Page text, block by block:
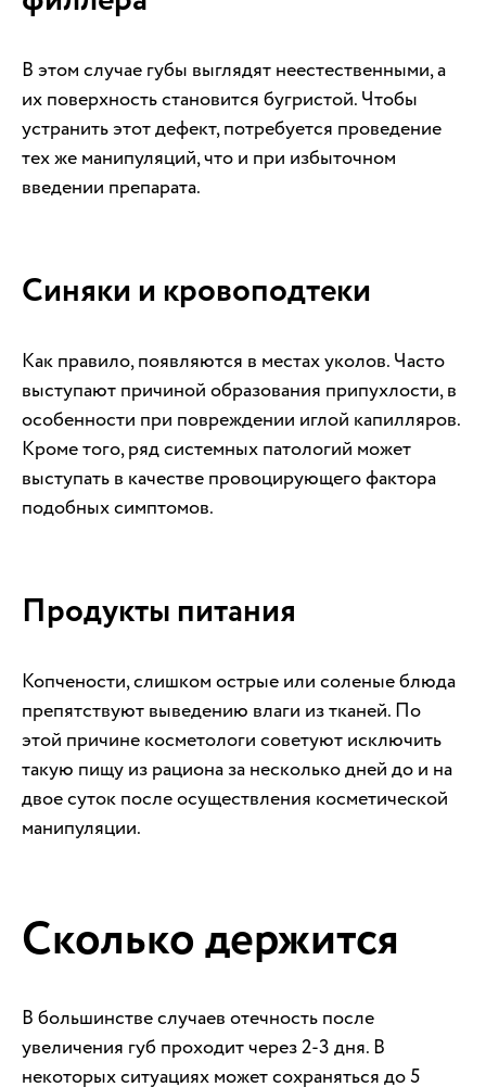
В этом случае губы выглядят неестественными, а
их поверхность становится бугристой. Чтобы
устранить этот дефект, потребуется проведение
тех же манипуляций, что и при избыточном
введении препарата.
Синяки и кровоподтеки
Как правило, появляются в местах уколов. Часто
выступают причиной образования припухлости, в
особенности при повреждении иглой капилляров.
Кроме того, ряд системных патологий может
выступать в качестве провоцирующего фактора
подобных симптомов.
Продукты питания
Копчености, слишком острые или соленые блюда
препятствуют выведению влаги из тканей. По
этой причине косметологи советуют исключить
такую пищу из рациона за несколько дней до и на
двое суток после осуществления косметической
манипуляции.
Сколько держится
В большинстве случаев отечность после
увеличения губ проходит через 2-3 дня. В
некоторых ситуациях может сохраняться до 5